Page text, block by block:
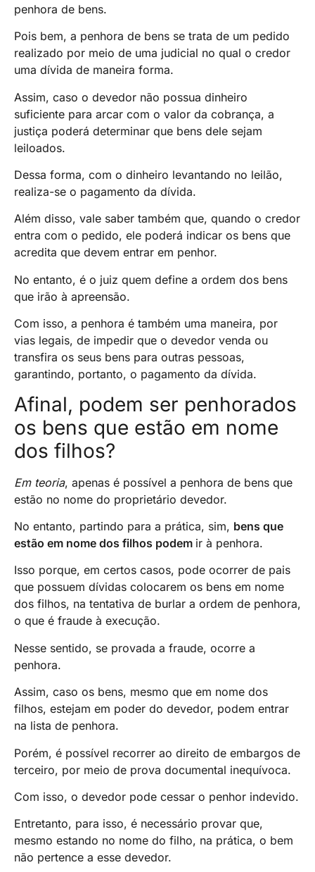
penhora de bens.
Pois bem, a penhora de bens se trata de um pedido
realizado por meio de uma judicial no qual o credor
uma dívida de maneira forma.
Assim, caso o devedor não possua dinheiro
suficiente para arcar com o valor da cobrança, a
justiça poderá determinar que bens dele sejam
leiloados.
Dessa forma, com o dinheiro levantando no leilão,
realiza-se o pagamento da dívida.
Além disso, vale saber também que, quando o credor
entra com o pedido, ele poderá indicar os bens que
acredita que devem entrar em penhor.
No entanto, é o juiz quem define a ordem dos bens
que irão à apreensão.
Com isso, a penhora é também uma maneira, por
vias legais, de impedir que o devedor venda ou
transfira os seus bens para outras pessoas,
garantindo, portanto, o pagamento da dívida.
Afinal, podem ser penhorados
os bens que estão em nome
dos filhos?
Em teoria, apenas é possível a penhora de bens que
estão no nome do proprietário devedor.
No entanto, partindo para a prática, sim, bens que
estão em nome dos filhos podem ir à penhora.
Isso porque, em certos casos, pode ocorrer de pais
que possuem dívidas colocarem os bens em nome
dos filhos, na tentativa de burlar a ordem de penhora,
o que é fraude à execução.
Nesse sentido, se provada a fraude, ocorre a
penhora.
Assim, caso os bens, mesmo que em nome dos
filhos, estejam em poder do devedor, podem entrar
na lista de penhora.
Porém, é possível recorrer ao direito de embargos de
terceiro, por meio de prova documental inequívoca.
Com isso, o devedor pode cessar o penhor indevido.
Entretanto, para isso, é necessário provar que,
mesmo estando no nome do filho, na prática, o bem
não pertence a esse devedor.